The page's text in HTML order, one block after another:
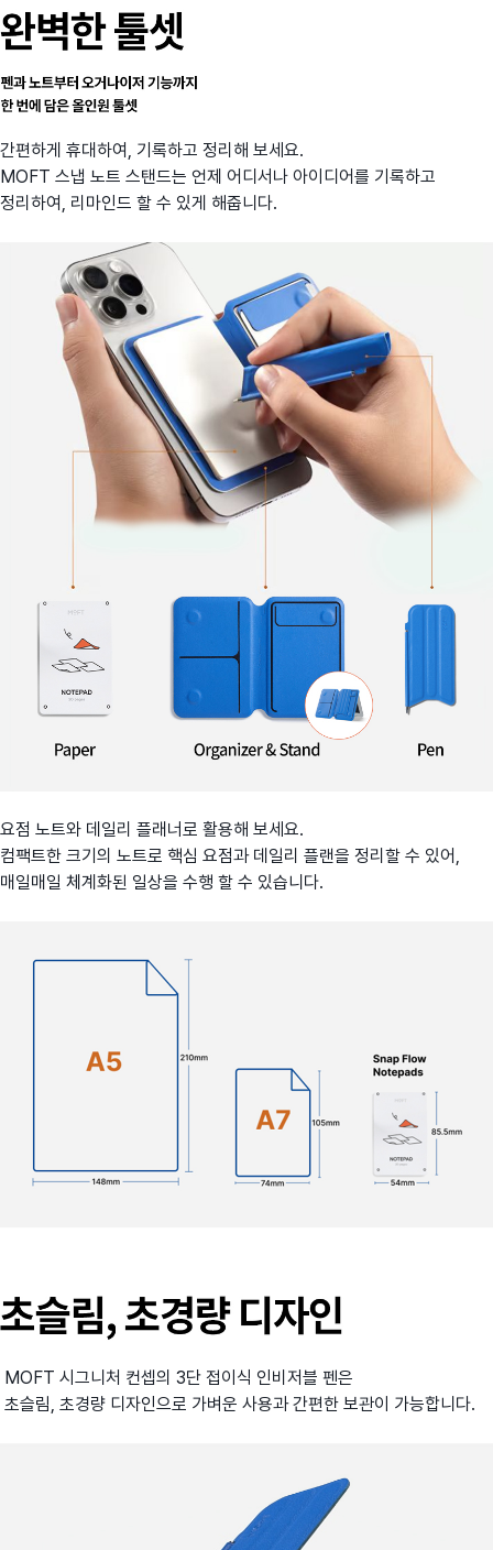
간편하게 휴대하여, 기록하고 정리해 보세요.
MOFT 스냅 노트 스탠드는 언제 어디서나 아이디어를 기록하고
정리하여, 리마인드 할 수 있게 해줍니다.
요점 노트와 데일리 플래너로 활용해 보세요.
컴팩트한 크기의 노트로 핵심 요점과 데일리 플랜을 정리할 수 있어,
매일매일 체계화된 일상을 수행 할 수 있습니다.
MOFT 시그니처 컨셉의 3단 접이식 인비저블 펜은
초슬림, 초경량 디자인으로 가벼운 사용과 간편한 보관이 가능합니다.